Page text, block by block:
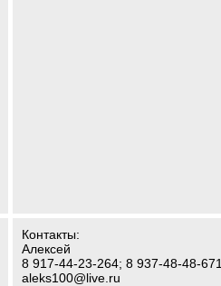
Контакты:
Алексей
8 917-44-23-264; 8 937-48-48-671
aleks100@live.ru